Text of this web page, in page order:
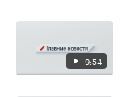
9:54